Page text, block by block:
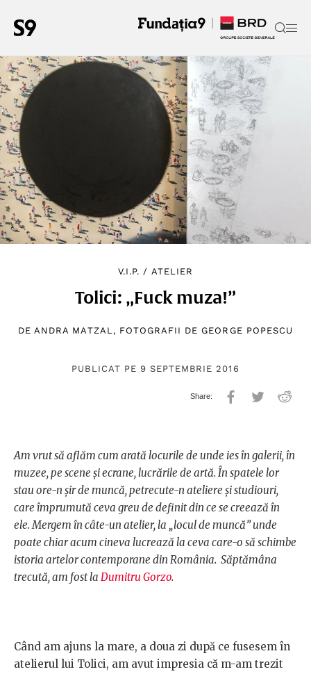
V.I.P. / ATELIER
Tolici: „Fuck muza!”
DEANDRA MATZAL, FOTOGRAFII DE GEORGE POPESCU
PUBLICAT PE 9 SEPTEMBRIE 2016
Am vrut să aflăm cum arată locurile de unde ies în galerii, în
muzee, pe scene și ecrane, lucrările de artă. În spatele lor
stau ore-n șir de muncă, petrecute-n ateliere și studiouri,
care împrumută ceva greu de definit din ce se creează în
ele. Mergem în câte-un atelier, la „locul de muncă” unde
poate chiar acum cineva lucrează la ceva care-o să schimbe
istoria artelor contemporane din România. Săptămâna
trecută, am fost la Dumitru Gorzo.
Când am ajuns la mare, a doua zi după ce fusesem în
atelierul lui Tolici, am avut impresia că m-am trezit